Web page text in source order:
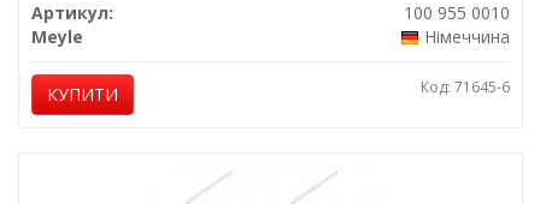
Артикул:
100 955 0010
Meyle
Німеччина
КУПИТИ Код: 71645-6